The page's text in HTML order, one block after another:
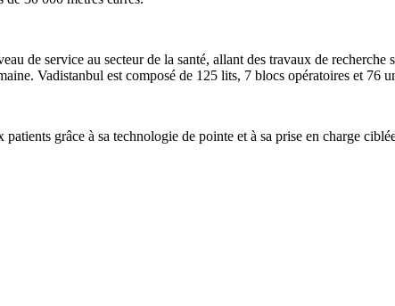
de service au secteur de la santé, allant des travaux de
Vadistanbul est composé de 125 lits, 7 blocs opératoires et 76
grâce à sa technologie de pointe et à sa prise en charge